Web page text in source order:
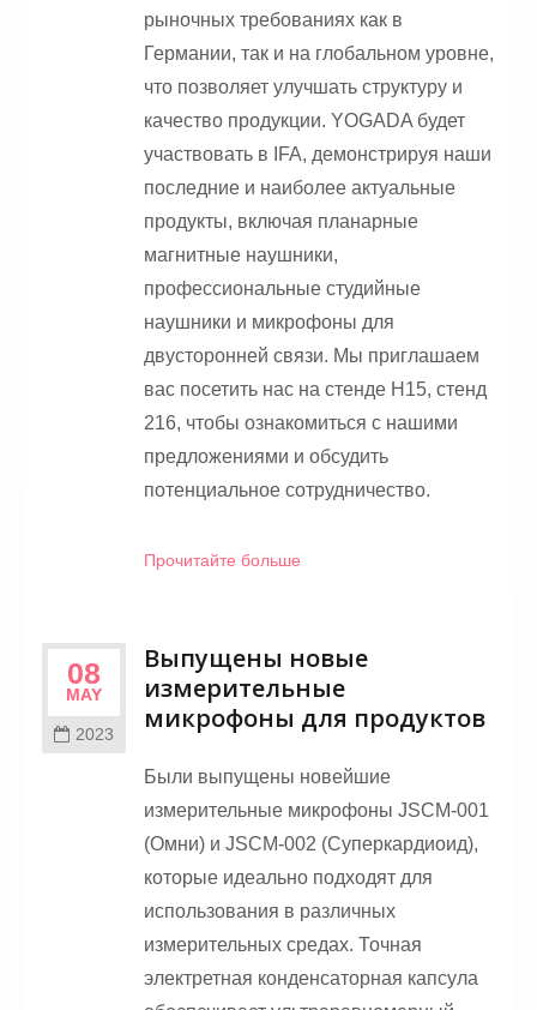
рыночных требованиях как в
Германии, так и на глобальном уровне,
что позволяет улучшать структуру и
качество продукции. YOGADA будет
участвовать в IFA, демонстрируя наши
последние и наиболее актуальные
продукты, включая планарные
магнитные наушники,
профессиональные студийные
наушники и микрофоны для
двусторонней связи. Мы приглашаем
вас посетить нас на стенде H15, стенд
216, чтобы ознакомиться с нашими
предложениями и обсудить
потенциальное сотрудничество.
Прочитайте больше
08
MAY
2023
Выпущены новые
измерительные
микрофоны для продуктов
Были выпущены новейшие
измерительные микрофоны JSCM-001
(Омни) и JSCM-002 (Суперкардиоид),
которые идеально подходят для
использования в различных
измерительных средах. Точная
электретная конденсаторная капсула